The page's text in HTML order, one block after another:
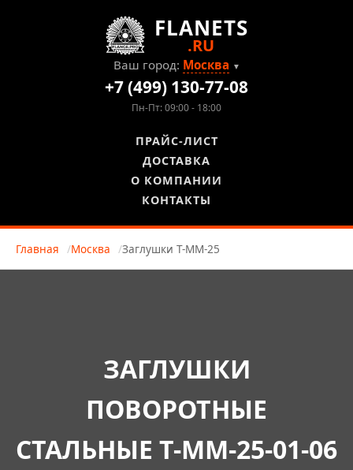
FLANETS
.RU
Ваш город: Москва ▼
+7 (499) 130-77-08
Пн-Пт: 09:00 - 18:00
ПРАЙС-ЛИСТ
ДОСТАВКА
О КОМПАНИИ
КОНТАКТЫ
Главная Москва Заглушки Т-ММ-25
ЗАГЛУШКИ
ПОВОРОТНЫЕ
СТАЛЬНЫЕ Т-ММ-25-01-06